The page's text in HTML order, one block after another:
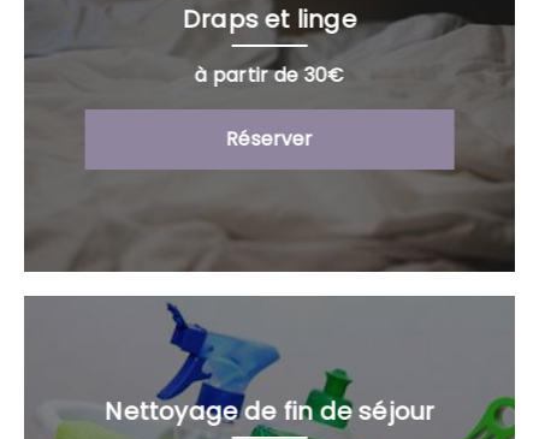
Draps et linge
à partir de 30€
Réserver
Nettoyage de fin de séjour